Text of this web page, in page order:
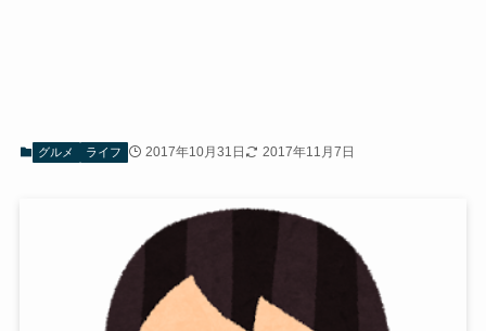
グルメ ライフ 2017年10月31日 2017年11月7日